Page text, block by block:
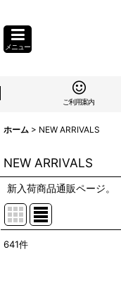
メニュー
ご利用案内
ホーム > NEW ARRIVALS
NEW ARRIVALS
新入荷商品通販ページ。
641件